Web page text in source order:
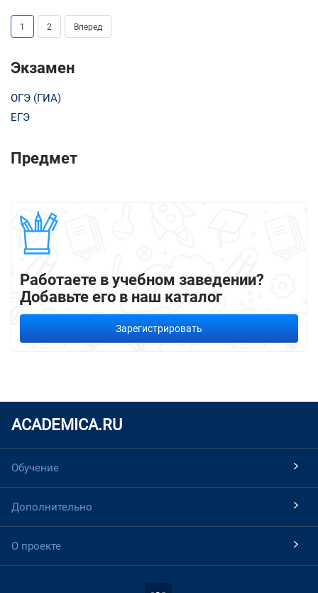
1 2 Вперед
Экзамен
ОГЭ (ГИА)
ЕГЭ
Предмет
Работаете в учебном заведении?
Добавьте его в наш каталог
Зарегистрировать
ACADEMICA.RU
Обучение
Дополнительно
О проекте